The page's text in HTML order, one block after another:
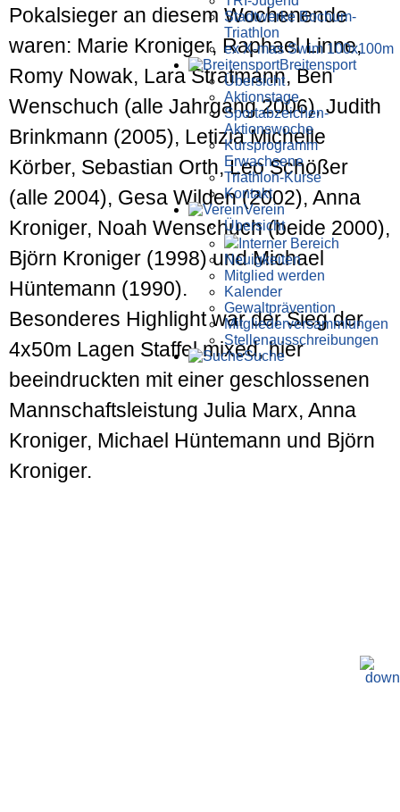
Stadtwerke Bochum-
Triathlon
ex X-mas Swim 100x100m
Breiten­sport
Übersicht
Aktionstage
Sportabzeichen-
Aktionswoche
Kursprogramm
Erwachsene
Triathlon-Kurse
Kontakt
Verein
Übersicht
Interner Bereich
Neuigkeiten
Mitglied werden
Kalender
Gewaltprävention
Mitglieder­versammlungen
Stellen­aus­schrei­bungen
Suche
Pokalsieger an diesem Wochenende
waren: Marie Kroniger, Raphael Linne,
Romy Nowak, Lara Stratmann, Ben
Wenschuch (alle Jahrgang 2006), Judith
Brinkmann (2005), Letizia Michelle
Körber, Sebastian Orth, Leo Schößer
(alle 2004), Gesa Wilden (2002), Anna
Kroniger, Noah Wenschuch (beide 2000),
Björn Kroniger (1998) und Michael
Hüntemann (1990).
Besonderes Highlight war der Sieg der
4x50m Lagen Staffel mixed, hier
beeindruckten mit einer geschlossenen
Mannschaftsleistung Julia Marx, Anna
Kroniger, Michael Hüntemann und Björn
Kroniger.